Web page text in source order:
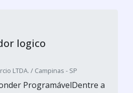
e expansível para até